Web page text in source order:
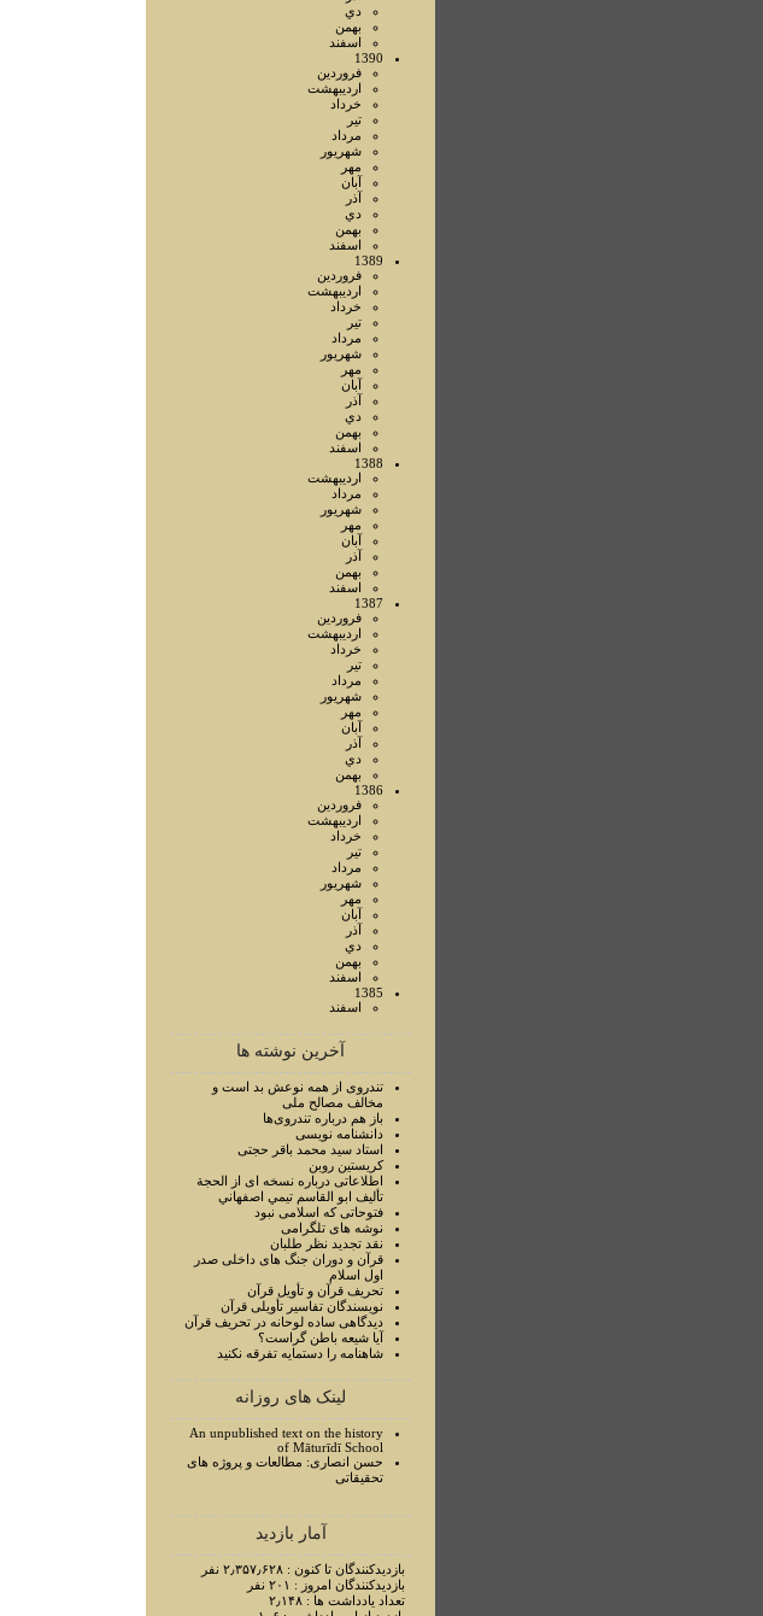
دي
بهمن
اسفند
1390
فروردين
ارديبهشت
خرداد
تير
مرداد
شهريور
مهر
آبان
آذر
دي
بهمن
اسفند
1389
فروردين
ارديبهشت
خرداد
تير
مرداد
شهريور
مهر
آبان
آذر
دي
بهمن
اسفند
1388
ارديبهشت
مرداد
شهريور
مهر
آبان
آذر
بهمن
اسفند
1387
فروردين
ارديبهشت
خرداد
تير
مرداد
شهريور
مهر
آبان
آذر
دي
بهمن
1386
فروردين
ارديبهشت
خرداد
تير
مرداد
شهريور
مهر
آبان
آذر
دي
بهمن
اسفند
1385
اسفند
آخرین نوشته ها
تندروی از همه نوعش بد است و
مخالف مصالح ملی
باز هم درباره تندروی‌ها
دانشنامه نویسی
استاد سيد محمد باقر حجتی
کریستین روبن
اطلاعاتی درباره نسخه ای از الحجة
تأليف ابو القاسم تيمي اصفهاني
فتوحاتی که اسلامی نبود
نوشه های تلگرامی
نقد تجدید نظر طلبان
قرآن و دوران جنگ های داخلی صدر
اول اسلام
تحريف قرآن و تأويل قرآن
نويسندگان تفاسير تأويلی قرآن
ديدگاهی ساده لوحانه در تحريف قرآن
آيا شيعه باطن گراست؟
شاهنامه را دستمايه تفرقه نکنيد
لینک های روزانه
An unpublished text on the history
of Māturīdī School
حسن انصاری: مطالعات و پروژه های
تحقیقاتی
آمار بازدید
بازدیدکنندگان تا کنون : ۲٫۳۵۷٫۶۲۸ نفر
بازدیدکنندگان امروز : ۲۰۱ نفر
تعداد یادداشت ها : ۲٫۱۴۸